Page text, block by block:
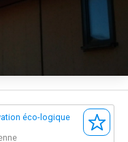
éco-logique